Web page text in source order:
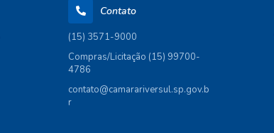
Contato
(15) 3571-9000
Compras/Licitação (15) 99700-
4786
contato@camarariversul.sp.gov.b
r